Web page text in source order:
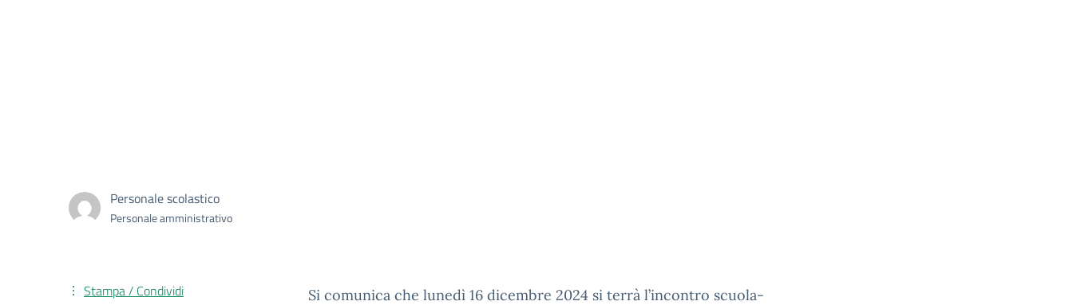
Personale scolastico
Personale amministrativo
Si comunica che lunedì 16 dicembre 2024 si terrà l’incontro scuola-
Stampa / Condividi